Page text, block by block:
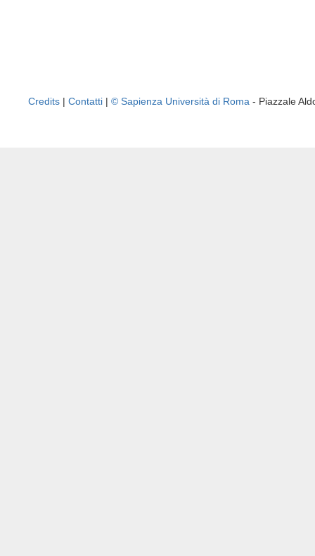
Credits | Contatti | © Sapienza Università di Roma - Piazzale